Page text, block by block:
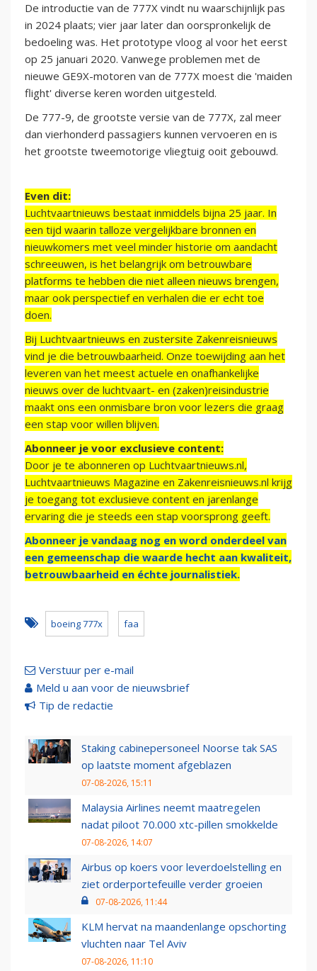
De introductie van de 777X vindt nu waarschijnlijk pas
in 2024 plaats; vier jaar later dan oorspronkelijk de
bedoeling was. Het prototype vloog al voor het eerst
op 25 januari 2020. Vanwege problemen met de
nieuwe GE9X-motoren van de 777X moest die 'maiden
flight' diverse keren worden uitgesteld.
De 777-9, de grootste versie van de 777X, zal meer
dan vierhonderd passagiers kunnen vervoeren en is
het grootste tweemotorige vliegtuig ooit gebouwd.
Even dit:
Luchtvaartnieuws bestaat inmiddels bijna 25 jaar. In
een tijd waarin talloze vergelijkbare bronnen en
nieuwkomers met veel minder historie om aandacht
schreeuwen, is het belangrijk om betrouwbare
platforms te hebben die niet alleen nieuws brengen,
maar ook perspectief en verhalen die er echt toe
doen.
Bij Luchtvaartnieuws en zustersite Zakenreisnieuws
vind je die betrouwbaarheid. Onze toewijding aan het
leveren van het meest actuele en onafhankelijke
nieuws over de luchtvaart- en (zaken)reisindustrie
maakt ons een onmisbare bron voor lezers die graag
een stap voor willen blijven.
Abonneer je voor exclusieve content:
Door je te abonneren op Luchtvaartnieuws.nl,
Luchtvaartnieuws Magazine en Zakenreisnieuws.nl krijg
je toegang tot exclusieve content en jarenlange
ervaring die je steeds een stap voorsprong geeft.
Abonneer je vandaag nog en word onderdeel van
een gemeenschap die waarde hecht aan kwaliteit,
betrouwbaarheid en échte journalistiek.
boeing 777x faa
Verstuur per e-mail
Meld u aan voor de nieuwsbrief
Tip de redactie
Staking cabinepersoneel Noorse tak SAS
op laatste moment afgeblazen
07-08-2026, 15:11
Malaysia Airlines neemt maatregelen
nadat piloot 70.000 xtc-pillen smokkelde
07-08-2026, 14:07
Airbus op koers voor leverdoelstelling en
ziet orderportefeuille verder groeien
07-08-2026, 11:44
KLM hervat na maandenlange opschorting
vluchten naar Tel Aviv
07-08-2026, 11:10